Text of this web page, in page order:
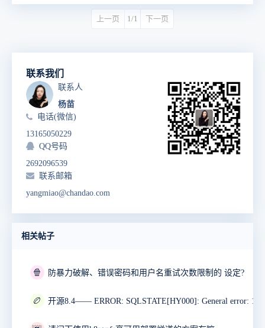
上一页 1/1 下一页
联系我们
联系人
杨苗
电话(微信)
13165050229
QQ号码
2692096539
联系邮箱
yangmiao@chandao.com
相关帖子
🍿 防暴力破解、错误密码和用户名重试次数限制的 设定?
🏉